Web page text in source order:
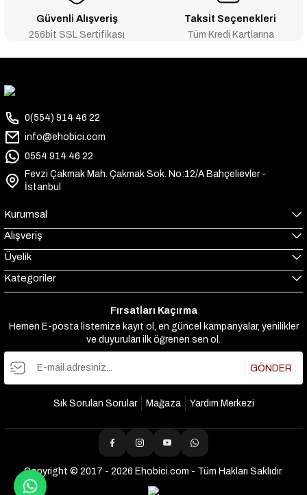
Güvenli Alışveriş
256bit SSL Sertifikası
Taksit Seçenekleri
Tüm Kredi Kartlarına
0(554) 914 46 22
info@ehobici.com
0554 914 46 22
Fevzi Çakmak Mah. Çakmak Sok. No:12/A Bahçelievler -
İstanbul
Kurumsal
Alışveriş
Üyelik
Kategoriler
Fırsatları Kaçırma
Hemen E-posta listemize kayıt ol, en güncel kampanyalar, yenilikler
ve duyuruları ilk öğrenen sen ol.
GÖNDER
Sık Sorulan Sorular Mağaza Yardım Merkezi
Copyright © 2017 - 2026 Ehobici.com - Tüm Hakları Saklıdır.